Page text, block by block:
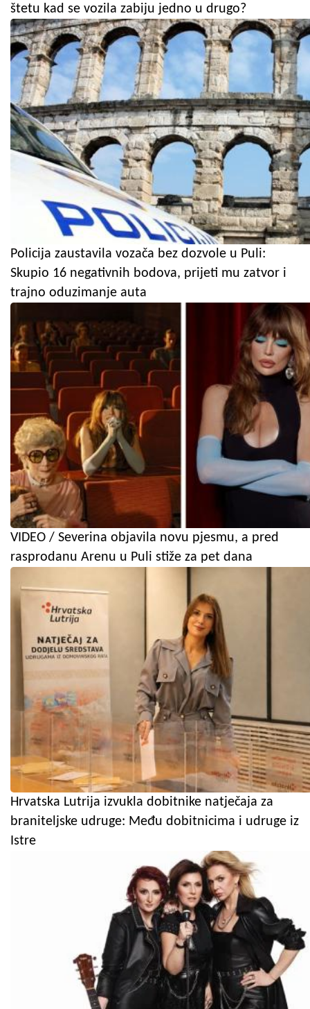
štetu kad se vozila zabiju jedno u drugo?
Policija zaustavila vozača bez dozvole u Puli:
Skupio 16 negativnih bodova, prijeti mu zatvor i
trajno oduzimanje auta
VIDEO / Severina objavila novu pjesmu, a pred
rasprodanu Arenu u Puli stiže za pet dana
Hrvatska Lutrija izvukla dobitnike natječaja za
braniteljske udruge: Među dobitnicima i udruge iz
Istre